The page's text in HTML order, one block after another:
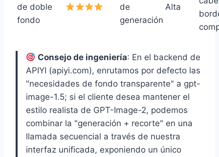
de doble
fondo
de
generación
Alta
Consejo de ingeniería: En el backend de
APIYI (apiyi.com), enrutamos por defecto las
"necesidades de fondo transparente" a gpt-
image-1.5; si el cliente desea mantener el
estilo realista de GPT-Image-2, podemos
combinar la "generación + recorte" en una
llamada secuencial a través de nuestra
interfaz unificada, exponiendo un único